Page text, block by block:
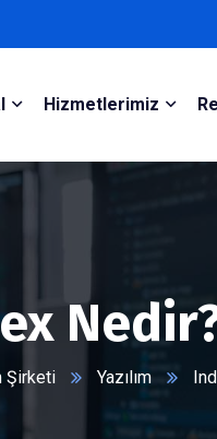
Hizmetlerimiz
Şirketi Yazılım